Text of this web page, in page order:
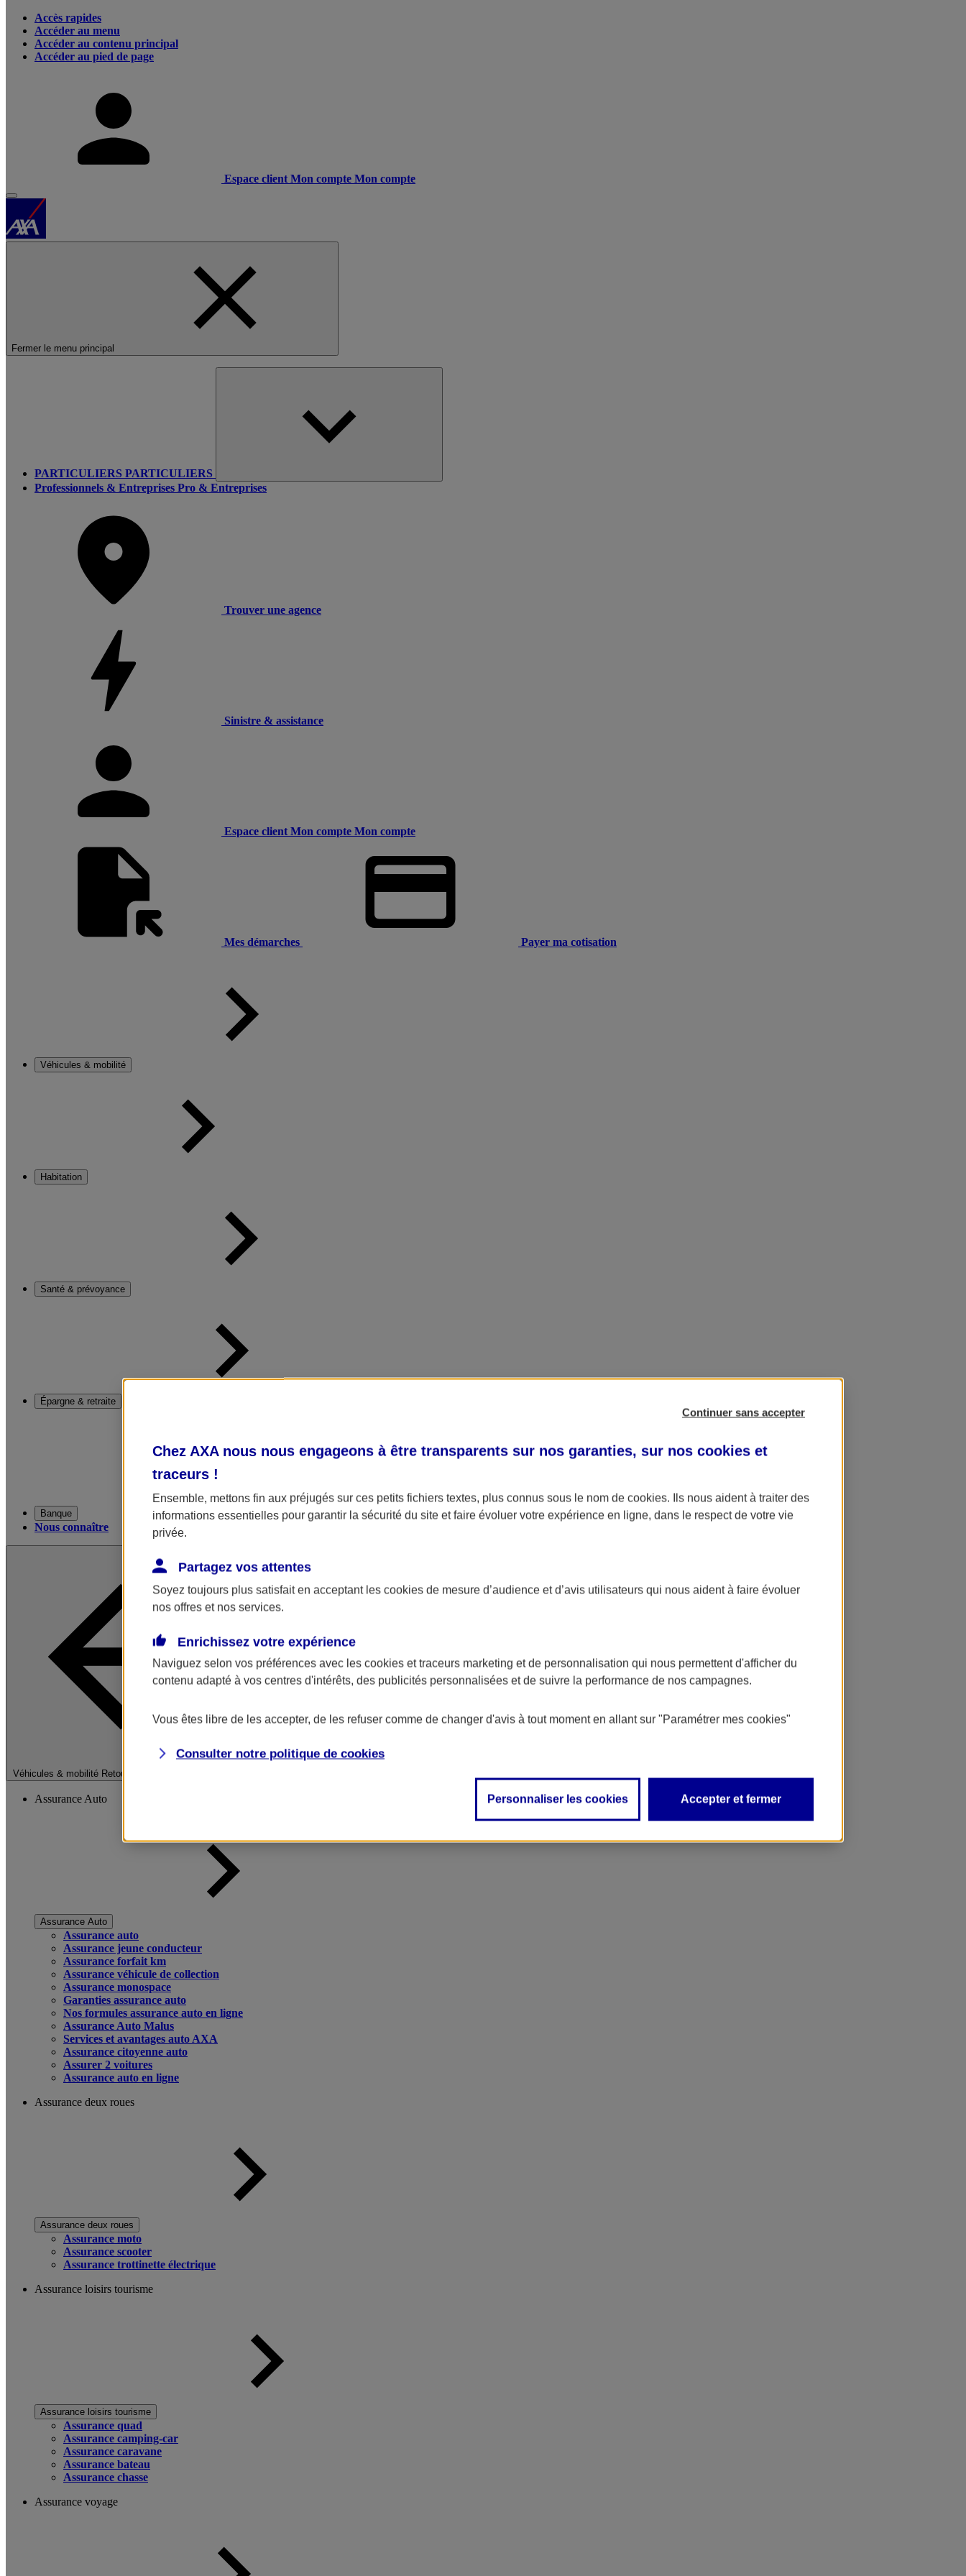
Accès rapides
Accéder au menu
Accéder au contenu principal
Accéder au pied de page
Espace client Mon compte Mon compte
Fermer le menu principal
PARTICULIERS PARTICULIERS
Professionnels & Entreprises Pro & Entreprises
Trouver une agence
Sinistre & assistance
Espace client Mon compte Mon compte
Mes démarches Payer ma cotisation
Véhicules & mobilité
Habitation
Santé & prévoyance
Épargne & retraite
Banque
Nous connaître
Véhicules & mobilité Retour à la section précédente
Fermer le menu principal
Assurance Auto
Assurance Auto
Assurance auto
Assurance jeune conducteur
Assurance forfait km
Assurance véhicule de collection
Assurance monospace
Garanties assurance auto
Nos formules assurance auto en ligne
Assurance Auto Malus
Services et avantages auto AXA
Assurance citoyenne auto
Assurer 2 voitures
Assurance auto en ligne
Assurance deux roues
Assurance deux roues
Assurance moto
Assurance scooter
Assurance trottinette électrique
Assurance loisirs tourisme
Assurance loisirs tourisme
Assurance quad
Assurance camping-car
Assurance caravane
Assurance bateau
Assurance chasse
Assurance voyage
Continuer sans accepter
Chez AXA nous nous engageons à être transparents sur nos garanties, sur nos cookies et
traceurs !
Ensemble, mettons fin aux préjugés sur ces petits fichiers textes, plus connus sous le nom de cookies. Ils nous aident à traiter des
informations essentielles pour garantir la sécurité du site et faire évoluer votre expérience en ligne, dans le respect de votre vie
privée.
Partagez vos attentes
Soyez toujours plus satisfait en acceptant les cookies de mesure d’audience et d’avis utilisateurs qui nous aident à faire évoluer
nos offres et nos services.
Enrichissez votre expérience
Naviguez selon vos préférences avec les cookies et traceurs marketing et de personnalisation qui nous permettent d'afficher du
contenu adapté à vos centres d'intérêts, des publicités personnalisées et de suivre la performance de nos campagnes.
Vous êtes libre de les accepter, de les refuser comme de changer d'avis à tout moment en allant sur "Paramétrer mes cookies"
Consulter notre politique de cookies
Personnaliser les cookies Accepter et fermer